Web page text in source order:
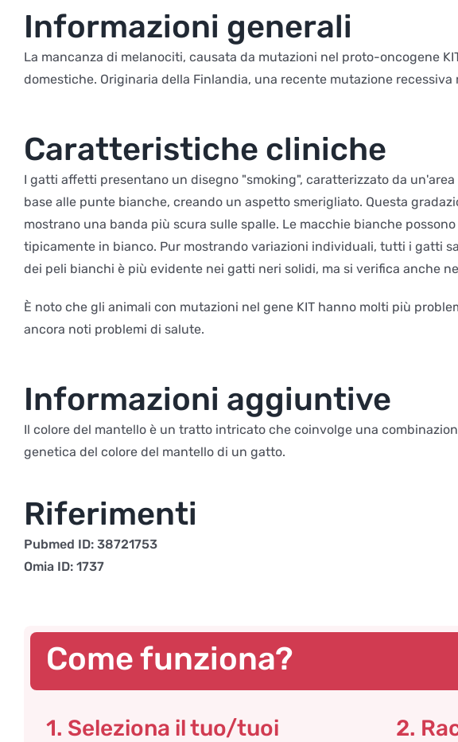
Informazioni generali
La mancanza di melanociti, causata da mutazioni nel proto-oncogene
domestiche. Originaria della Finlandia, una recente mutazione
Caratteristiche cliniche
I gatti affetti presentano un disegno "smoking", caratterizzato da
base alle punte bianche, creando un aspetto smerigliato. Questa
mostrano una banda più scura sulle spalle. Le macchie bianche
tipicamente in bianco. Pur mostrando variazioni individuali, tutti i gatti
dei peli bianchi è più evidente nei gatti neri solidi, ma si verifica anche
È noto che gli animali con mutazioni nel gene KIT hanno molti più
ancora noti problemi di salute.
Informazioni aggiuntive
Il colore del mantello è un tratto intricato che coinvolge una
genetica del colore del mantello di un gatto.
Riferimenti
Pubmed ID: 38721753
Omia ID: 1737
Come funziona?
1. Seleziona il tuo/tuoi
2.